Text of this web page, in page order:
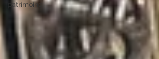
patrimoine